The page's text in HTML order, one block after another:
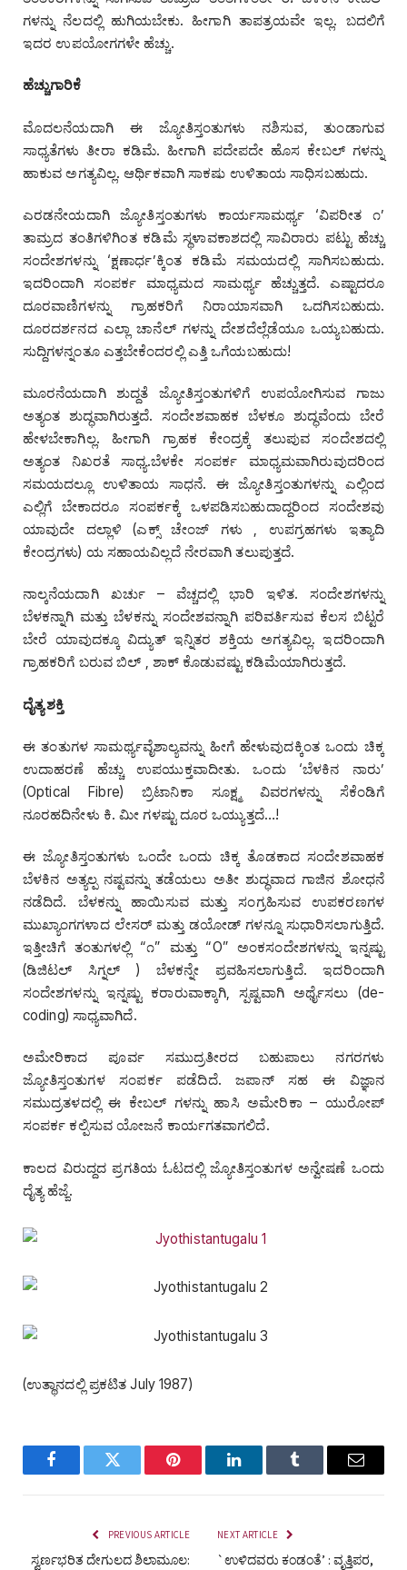
ಗಳನ್ನು ನೆಲದಲ್ಲಿ ಹುಗಿಯಬೇಕು. ಹೀಗಾಗಿ ತಾಪತ್ರಯವೇ ಇಲ್ಲ. ಬದಲಿಗೆ
ಇದರ ಉಪಯೋಗಗಳೇ ಹೆಚ್ಚು.
ಹೆಚ್ಚುಗಾರಿಕೆ
ಮೊದಲನೆಯದಾಗಿ ಈ ಜ್ಯೋತಿಸ್ತಂತುಗಳು ನಶಿಸುವ, ತುಂಡಾಗುವ
ಸಾಧ್ಯತೆಗಳು ತೀರಾ ಕಡಿಮೆ. ಹೀಗಾಗಿ ಪದೇಪದೇ ಹೊಸ ಕೇಬಲ್ ಗಳನ್ನು
ಹಾಕುವ ಅಗತ್ಯವಿಲ್ಲ. ಆರ್ಥಿಕವಾಗಿ ಸಾಕಷು ಉಳಿತಾಯ ಸಾಧಿಸಬಹುದು.
ಎರಡನೇಯದಾಗಿ ಜ್ಯೋತಿಸ್ತಂತುಗಳು ಕಾರ್ಯಸಾಮರ್ಥ್ಯ ‘ವಿಪರೀತ ೧’
ತಾಮ್ರದ ತಂತಿಗಳಿಗಿಂತ ಕಡಿಮೆ ಸ್ಥಳಾವಕಾಶದಲ್ಲಿ ಸಾವಿರಾರು ಪಟ್ಟು ಹೆಚ್ಚು
ಸಂದೇಶಗಳನ್ನು ‘ಕ್ಷಣಾರ್ಧ’ಕ್ಕಿಂತ ಕಡಿಮೆ ಸಮಯದಲ್ಲಿ ಸಾಗಿಸಬಹುದು.
ಇದರಿಂದಾಗಿ ಸಂಪರ್ಕ ಮಾಧ್ಯಮದ ಸಾಮರ್ಥ್ಯ ಹೆಚ್ಚುತ್ತದೆ. ಎಷ್ಟಾದರೂ
ದೂರವಾಣಿಗಳನ್ನು ಗ್ರಾಹಕರಿಗೆ ನಿರಾಯಾಸವಾಗಿ ಒದಗಿಸಬಹುದು.
ದೂರದರ್ಶನದ ಎಲ್ಲಾ ಚಾನೆಲ್ ಗಳನ್ನು ದೇಶದೆಲ್ಲೆಡೆಯೂ ಒಯ್ಯಬಹುದು.
ಸುದ್ದಿಗಳನ್ನಂತೂ ಎತ್ತಬೇಕೆಂದರಲ್ಲಿ ಎತ್ತಿ ಒಗೆಯಬಹುದು!
ಮೂರನೆಯದಾಗಿ ಶುದ್ದತೆ ಜ್ಯೋತಿಸ್ತಂತುಗಳಿಗೆ ಉಪಯೋಗಿಸುವ ಗಾಜು
ಅತ್ಯಂತ ಶುದ್ಧವಾಗಿರುತ್ತದೆ. ಸಂದೇಶವಾಹಕ ಬೆಳಕೂ ಶುದ್ಧವೆಂದು ಬೇರೆ
ಹೇಳಬೇಕಾಗಿಲ್ಲ. ಹೀಗಾಗಿ ಗ್ರಾಹಕ ಕೇಂದ್ರಕ್ಕೆ ತಲುಪುವ ಸಂದೇಶದಲ್ಲಿ
ಅತ್ಯಂತ ನಿಖರತೆ ಸಾಧ್ಯ.ಬೆಳಕೇ ಸಂಪರ್ಕ ಮಾಧ್ಯಮವಾಗಿರುವುದರಿಂದ
ಸಮಯದಲ್ಲೂ ಉಳಿತಾಯ ಸಾಧನೆ. ಈ ಜ್ಯೋತಿಸ್ತಂತುಗಳನ್ನು ಎಲ್ಲಿಂದ
ಎಲ್ಲಿಗೆ ಬೇಕಾದರೂ ಸಂಪರ್ಕಕ್ಕೆ ಒಳಪಡಿಸಬಹುದಾದ್ದರಿಂದ ಸಂದೇಶವು
ಯಾವುದೇ ದಲ್ಲಾಳಿ (ಎಕ್ಸ್ ಚೇಂಜ್ ಗಳು , ಉಪಗ್ರಹಗಳು ಇತ್ಯಾದಿ
ಕೇಂದ್ರಗಳು) ಯ ಸಹಾಯವಿಲ್ಲದೆ ನೇರವಾಗಿ ತಲುಪುತ್ತದೆ.
ನಾಲ್ಕನೆಯದಾಗಿ ಖರ್ಚು – ವೆಚ್ಚದಲ್ಲಿ ಭಾರಿ ಇಳಿತ. ಸಂದೇಶಗಳನ್ನು
ಬೆಳಕನ್ನಾಗಿ ಮತ್ತು ಬೆಳಕನ್ನು ಸಂದೇಶವನ್ನಾಗಿ ಪರಿವರ್ತಿಸುವ ಕೆಲಸ ಬಿಟ್ಟರೆ
ಬೇರೆ ಯಾವುದಕ್ಕೂ ವಿದ್ಯುತ್ ಇನ್ನಿತರ ಶಕ್ತಿಯ ಅಗತ್ಯವಿಲ್ಲ. ಇದರಿಂದಾಗಿ
ಗ್ರಾಹಕರಿಗೆ ಬರುವ ಬಿಲ್ , ಶಾಕ್ ಕೊಡುವಷ್ಟು ಕಡಿಮೆಯಾಗಿರುತ್ತದೆ.
ದೈತ್ಯ ಶಕ್ತಿ
ಈ ತಂತುಗಳ ಸಾಮರ್ಥ್ಯವೈಶಾಲ್ಯವನ್ನು ಹೀಗೆ ಹೇಳುವುದಕ್ಕಿಂತ ಒಂದು ಚಿಕ್ಕ
ಉದಾಹರಣೆ ಹೆಚ್ಚು ಉಪಯುಕ್ತವಾದೀತು. ಒಂದು ‘ಬೆಳಕಿನ ನಾರು’
(Optical Fibre) ಬ್ರಿಟಾನಿಕಾ ಸೂಕ್ಷ್ಮ ವಿವರಗಳನ್ನು ಸೆಕೆಂಡಿಗೆ
ನೂರಹದಿನೇಳು ಕಿ. ಮೀ ಗಳಷ್ಟು ದೂರ ಒಯ್ಯುತ್ತದೆ…!
ಈ ಜ್ಯೋತಿಸ್ತಂತುಗಳು ಒಂದೇ ಒಂದು ಚಿಕ್ಕ ತೊಡಕಾದ ಸಂದೇಶವಾಹಕ
ಬೆಳಕಿನ ಅತ್ಯಲ್ಪ ನಷ್ಟವನ್ನು ತಡೆಯಲು ಅತೀ ಶುದ್ಧವಾದ ಗಾಜಿನ ಶೋಧನೆ
ನಡೆದಿದೆ. ಬೆಳಕನ್ನು ಹಾಯಿಸುವ ಮತ್ತು ಸಂಗ್ರಹಿಸುವ ಉಪಕರಣಗಳ
ಮುಖ್ಯಾಂಗಗಳಾದ ಲೇಸರ್ ಮತ್ತು ಡಯೋಡ್ ಗಳನ್ನೂ ಸುಧಾರಿಸಲಾಗುತ್ತಿದೆ.
ಇತ್ತೀಚಿಗೆ ತಂತುಗಳಲ್ಲಿ “೧” ಮತ್ತು “O” ಅಂಕಸಂದೇಶಗಳನ್ನು ಇನ್ನಷ್ಟು
(ಡಿಜಿಟಲ್ ಸಿಗ್ನಲ್ ) ಬೆಳಕನ್ನೇ ಪ್ರವಹಿಸಲಾಗುತ್ತಿದೆ. ಇದರಿಂದಾಗಿ
ಸಂದೇಶಗಳನ್ನು ಇನ್ನಷ್ಟು ಕರಾರುವಾಕ್ಕಾಗಿ, ಸ್ಪಷ್ಟವಾಗಿ ಅರ್ಥೈಸಲು (de-
coding) ಸಾಧ್ಯವಾಗಿದೆ.
ಅಮೇರಿಕಾದ ಪೂರ್ವ ಸಮುದ್ರತೀರದ ಬಹುಪಾಲು ನಗರಗಳು
ಜ್ಯೋತಿಸ್ತಂತುಗಳ ಸಂಪರ್ಕ ಪಡೆದಿದೆ. ಜಪಾನ್ ಸಹ ಈ ವಿಜ್ಞಾನ
ಸಮುದ್ರತಳದಲ್ಲಿ ಈ ಕೇಬಲ್ ಗಳನ್ನು ಹಾಸಿ ಅಮೇರಿಕಾ – ಯುರೋಪ್
ಸಂಪರ್ಕ ಕಲ್ಪಿಸುವ ಯೋಜನೆ ಕಾರ್ಯಗತವಾಗಲಿದೆ.
ಕಾಲದ ವಿರುದ್ದದ ಪ್ರಗತಿಯ ಓಟದಲ್ಲಿ ಜ್ಯೋತಿಸ್ತಂತುಗಳ ಅನ್ವೇಷಣೆ ಒಂದು
ದೈತ್ಯ ಹೆಜ್ಜೆ.
(ಉತ್ಥಾನದಲ್ಲಿ ಪ್ರಕಟಿತ July 1987)
FacebookTwitter Pinterest LinkedInTumblr Email
PREVIOUS ARTICLE
ಸ್ವರ್ಣಭರಿತ ದೇಗುಲದ ಶಿಲಾಮೂಲ:
NEXT ARTICLE
`ಉಳಿದವರು ಕಂಡಂತೆ’ : ವೃತ್ತಿಪರ,